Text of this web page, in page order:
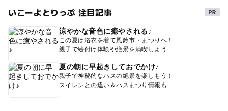
いこーよとりっぷ 注目記事
涼やかな音色に癒やされる♪
この夏は浴衣を着て風鈴市・まつりへ！
親子で絵付け体験や絶景を満喫しよう
夏の朝に早起きしておでかけ♪
親子で神秘的なハスの絶景を楽しもう！
スイレンとの違い＆ハスまつり情報も